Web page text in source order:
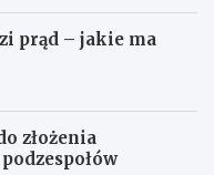
prąd – jakie ma
złożenia